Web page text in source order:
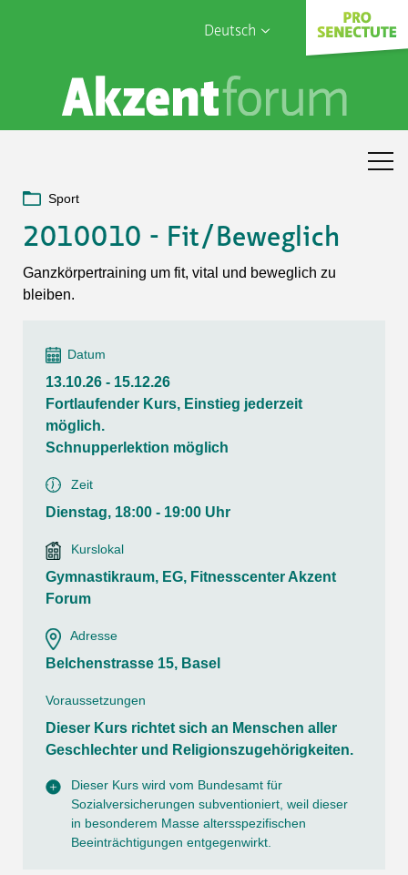
Deutsch
English
Français
Sophia Care
Sport
2010010 - Fit/Beweglich
Ganzkörpertraining um fit, vital und beweglich zu
bleiben.
Datum
13.10.26 - 15.12.26
Fortlaufender Kurs, Einstieg jederzeit
möglich.
Schnupperlektion möglich
Zeit
Dienstag, 18:00 - 19:00 Uhr
Kurslokal
Gymnastikraum, EG, Fitnesscenter Akzent
Forum
Adresse
Belchenstrasse 15, Basel
Voraussetzungen
Dieser Kurs richtet sich an Menschen aller
Geschlechter und Religionszugehörigkeiten.
Dieser Kurs wird vom Bundesamt für
Sozialversicherungen subventioniert, weil dieser
in besonderem Masse altersspezifischen
Beeinträchtigungen entgegenwirkt.